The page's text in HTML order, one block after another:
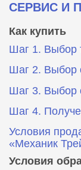
СЕРВИС И
Как купить
Шаг 1. Выбор
Шаг 2. Выбор
Шаг 3. Выбор
Шаг 4.
Условия
«Механик
Условия